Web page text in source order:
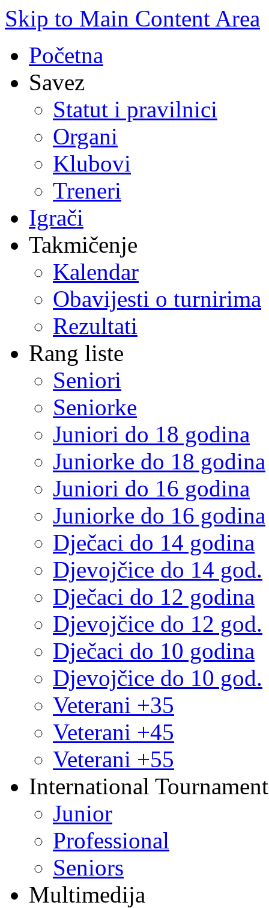
Skip to Main Content Area
Početna
Savez
Statut i pravilnici
Organi
Klubovi
Treneri
Igrači
Takmičenje
Kalendar
Obavijesti o turnirima
Rezultati
Rang liste
Seniori
Seniorke
Juniori do 18 godina
Juniorke do 18 godina
Juniori do 16 godina
Juniorke do 16 godina
Dječaci do 14 godina
Djevojčice do 14 god.
Dječaci do 12 godina
Djevojčice do 12 god.
Dječaci do 10 godina
Djevojčice do 10 god.
Veterani +35
Veterani +45
Veterani +55
International
Junior
Professional
Seniors
Multimedija